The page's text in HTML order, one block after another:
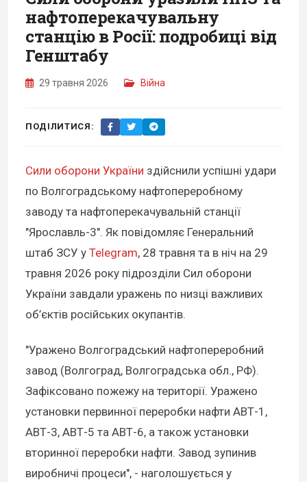
нафтоперекачувальну
станцію в Росії: подробиці від
Генштабу
29 травня 2026 Війна
ПОДІЛИТИСЯ:
Сили оборони України здійснили успішні удари
по Волгоградському нафтопереробному
заводу та нафтоперекачувальній станції
"Ярославль-3". Як повідомляє Генеральний
штаб ЗСУ у Telegram, 28 травня та в ніч на 29
травня 2026 року підрозділи Сил оборони
України завдали уражень по низці важливих
об’єктів російських окупантів.
"Уражено Волгоградський нафтопереробний
завод (Волгоград, Волгоградська обл., РФ).
Зафіксовано пожежу на території. Уражено
установки первинної переробки нафти АВТ-1,
АВТ-3, АВТ-5 та АВТ-6, а також установки
вторинної переробки нафти. Завод зупинив
виробничі процеси", - наголошується у